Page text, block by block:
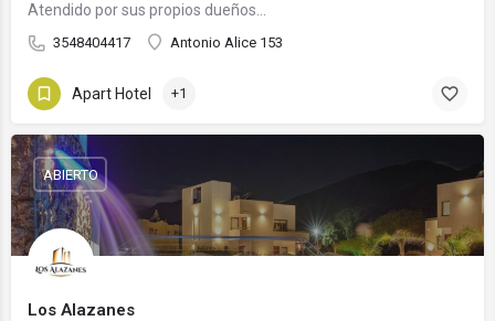
Atendido por sus propios dueños...
3548404417 Antonio Alice 153
Apart Hotel +1
Los Alazanes
ABIERTO